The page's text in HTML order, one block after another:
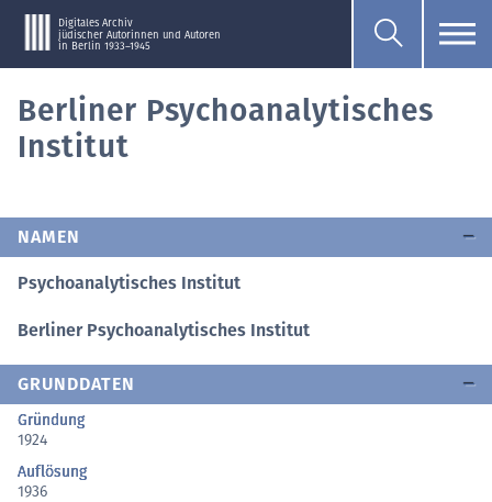
Digitales Archiv
jüdischer Autorinnen und Autoren
in Berlin 1933–1945
Berliner Psychoanalytisches
Institut
NAMEN
Psychoanalytisches Institut
Berliner Psychoanalytisches Institut
GRUNDDATEN
Gründung
1924
Auflösung
1936